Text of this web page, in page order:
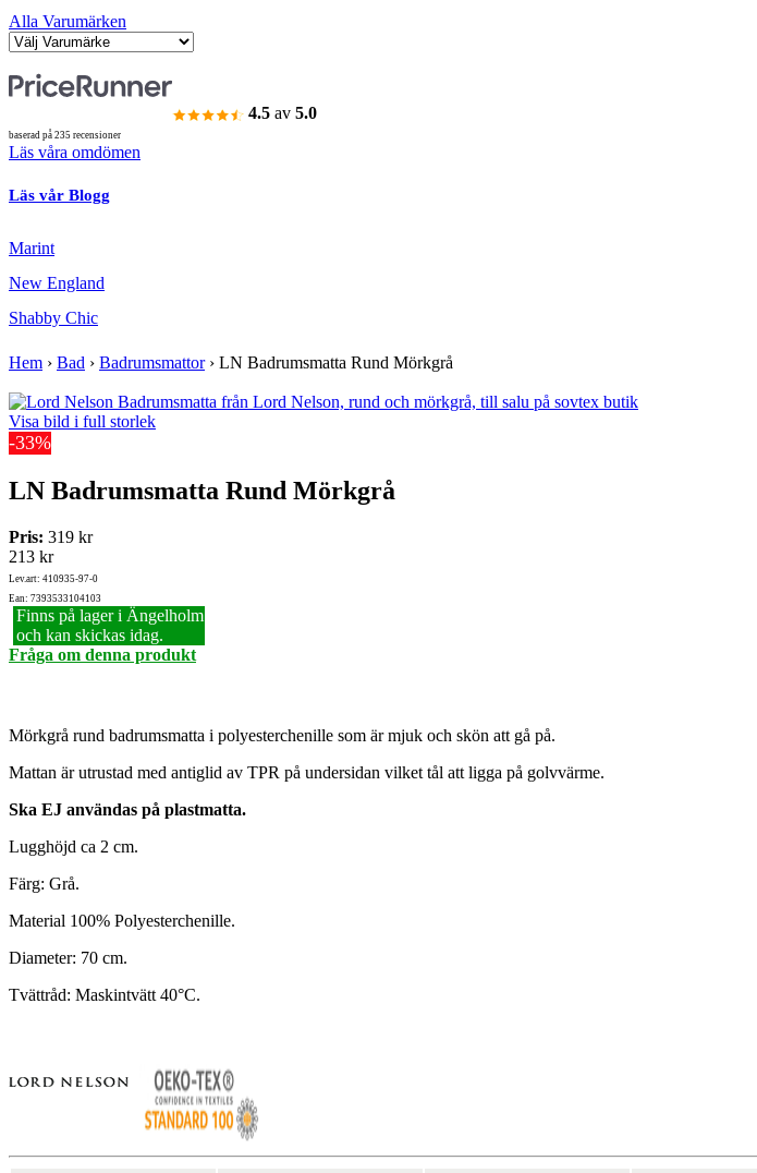
Alla Varumärken
4.5 av 5.0
baserad på 235 recensioner
Läs våra omdömen
Läs vår Blogg
Marint
New England
Shabby Chic
Hem › Bad › Badrumsmattor› LN Badrumsmatta Rund Mörkgrå
Visa bild i full storlek
-33%
LN Badrumsmatta Rund Mörkgrå
Pris: 319 kr
213 kr
Lev.art: 410935-97-0
Ean: 7393533104103
Finns på lager i Ängelholm
och kan skickas idag.
Fråga om denna produkt
Mörkgrå rund badrumsmatta i polyesterchenille som är mjuk och skön att gå på.
Mattan är utrustad med antiglid av TPR på undersidan vilket tål att ligga på golvvärme.
Ska EJ användas på plastmatta.
Lugghöjd ca 2 cm.
Färg: Grå.
Material 100% Polyesterchenille.
Diameter: 70 cm.
Tvättråd: Maskintvätt 40°C.